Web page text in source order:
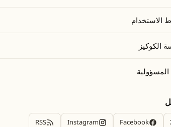
الاستخدام
الكوكيز
المسؤولية
Facebook
Instagram
RSS